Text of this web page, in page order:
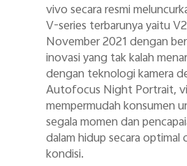
vivo secara resmi
V-series terbarunya yaitu
November 2021 dengan
inovasi yang tak kalah
dengan teknologi kamera
Autofocus Night Portrait,
mempermudah konsumen
segala momen dan
dalam hidup secara optimal
kondisi.